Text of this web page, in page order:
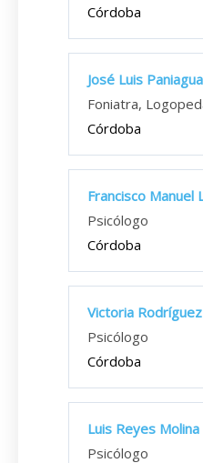
Córdoba
José Luis
Foniatra,
Córdoba
Francisco Manuel
Psicólogo
Córdoba
Victoria
Psicólogo
Córdoba
Luis Reyes Molina
Psicólogo